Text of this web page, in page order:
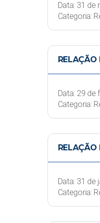
Data: 31 de
Categoria:
RELAÇÃO
Data: 29 de
Categoria:
Data: 31 de
Categoria: